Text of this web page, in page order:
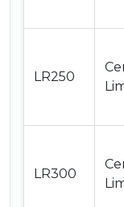
LR250
LR300